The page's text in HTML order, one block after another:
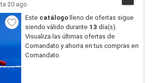
20 ago
Este catálogo lleno de ofertas sigue
siendo válido durante 13 día(s).
Visualiza las últimas ofertas de
Comandato y ahorra en tus compras en
Comandato.